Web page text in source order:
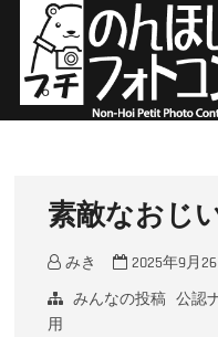
content
素敵なおじ
みき 2025年9月
みんなの投稿 公認
用